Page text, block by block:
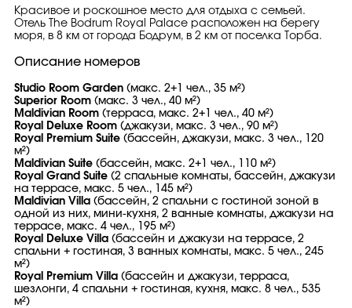
Красивое и роскошное место для отдыха с семьей.
Отель The Bodrum Royal Palace расположен на берегу
моря, в 8 км от города Бодрум, в 2 км от поселка Торба.
Описание номеров
Studio Room Garden (макс. 2+1 чел., 35 м²)
Superior Room (макс. 3 чел., 40 м²)
Maldivian Room (терраса, макс. 2+1 чел., 40 м²)
Royal Deluxe Room (джакузи, макс. 3 чел., 90 м²)
Royal Premium Suite (бассейн, джакузи, макс. 3 чел., 120
м²)
Maldivian Suite (бассейн, макс. 2+1 чел., 110 м²)
Royal Grand Suite (2 спальные комнаты, бассейн, джакузи
на террасе, макс. 5 чел., 145 м²)
Maldivian Villa (бассейн, 2 спальни с гостиной зоной в
одной из них, мини-кухня, 2 ванные комнаты, джакузи на
террасе, макс. 4 чел., 195 м²)
Royal Deluxe Villa (бассейн и джакузи на террасе, 2
спальни + гостиная, 3 ванных комнаты, макс. 5 чел., 245
м²)
Royal Premium Villa (бассейн и джакузи, терраса,
шезлонги, 4 спальни + гостиная, кухня, макс. 8 чел., 535
м²)